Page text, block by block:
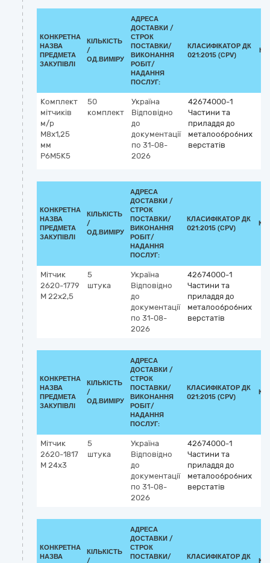
КОНКРЕТНА
НАЗВА
ПРЕДМЕТА
ЗАКУПІВЛІ
КІЛЬКІСТЬ
/
ОД.ВИМІРУ
АДРЕСА
ДОСТАВКИ /
СТРОК
ПОСТАВКИ/
ВИКОНАННЯ
РОБІТ/
НАДАННЯ
ПОСЛУГ:
КЛАСИФІКАТОР ДК
021:2015 (CPV)
Комплект
мітчиків
м/р
М8х1,25
мм
Р6М5К5
50
комплект
Україна
Відповідно
до
документації
по 31-08-
2026
42674000-1
Частини та
приладдя до
металообробних
верстатів
КОНКРЕТНА
НАЗВА
ПРЕДМЕТА
ЗАКУПІВЛІ
КІЛЬКІСТЬ
/
ОД.ВИМІРУ
АДРЕСА
ДОСТАВКИ /
СТРОК
ПОСТАВКИ/
ВИКОНАННЯ
РОБІТ/
НАДАННЯ
ПОСЛУГ:
КЛАСИФІКАТОР ДК
021:2015 (CPV)
Мітчик
2620-1779
М 22х2,5
5
штука
Україна
Відповідно
до
документації
по 31-08-
2026
42674000-1
Частини та
приладдя до
металообробних
верстатів
КОНКРЕТНА
НАЗВА
ПРЕДМЕТА
ЗАКУПІВЛІ
КІЛЬКІСТЬ
/
ОД.ВИМІРУ
АДРЕСА
ДОСТАВКИ /
СТРОК
ПОСТАВКИ/
ВИКОНАННЯ
РОБІТ/
НАДАННЯ
ПОСЛУГ:
КЛАСИФІКАТОР ДК
021:2015 (CPV)
Мітчик
2620-1817
М 24х3
5
штука
Україна
Відповідно
до
документації
по 31-08-
2026
42674000-1
Частини та
приладдя до
металообробних
верстатів
КОНКРЕТНА
НАЗВА
КІЛЬКІСТЬ
/
АДРЕСА
ДОСТАВКИ /
СТРОК
ПОСТАВКИ/
КЛАСИФІКАТОР ДК